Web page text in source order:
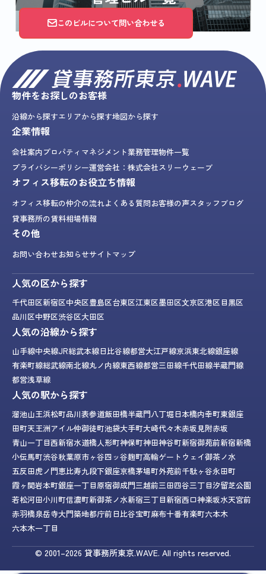
このビルについて問い合わせる
物件をお探しのお客様
沿線から探すエリアから探す地図から探す
企業情報
会社案内プロパティマネジメント業務管理物件一覧
プライバシーポリシー運営会社：株式会社スリーウェーブ
オフィス移転のお役立ち情報
オフィス移転の仲介の流れよくある質問お客様の声スタッフブログ
貸事務所の賃料相場情報
その他
お問い合わせお知らせサイトマップ
人気の区から探す
千代田区新宿区中央区豊島区台東区江東区墨田区文京区港区目黒区
品川区中野区渋谷区大田区
人気の沿線から探す
山手線中央線JR総武本線日比谷線都営大江戸線京浜東北線銀座線
有楽町線総武線南北線丸ノ内線東西線都営三田線千代田線半蔵門線
都営浅草線
人気の駅から探す
溜池山王浜松町品川表参道飯田橋半蔵門八丁堀日本橋内幸町東銀座
田町天王洲アイル仲御徒町池袋大手町大崎代々木赤坂見附赤坂
青山一丁目西新宿水道橋人形町神保町神田神谷町新宿御苑前新宿新橋
小伝馬町渋谷秋葉原市ヶ谷四ッ谷麹町高輪ゲートウェイ御茶ノ水
五反田虎ノ門恵比寿九段下銀座京橋茅場町外苑前千駄ヶ谷永田町
霞ヶ関岩本町銀座一丁目原宿御成門三越前三田四谷三丁目汐留芝公園
若松河田小川町信濃町新御茶ノ水新宿三丁目新宿西口神楽坂水天宮前
赤羽橋泉岳寺大門築地都庁前日比谷宝町麻布十番有楽町六本木
六本木一丁目
© 2001–2026 貸事務所東京.WAVE. All rights reserved.